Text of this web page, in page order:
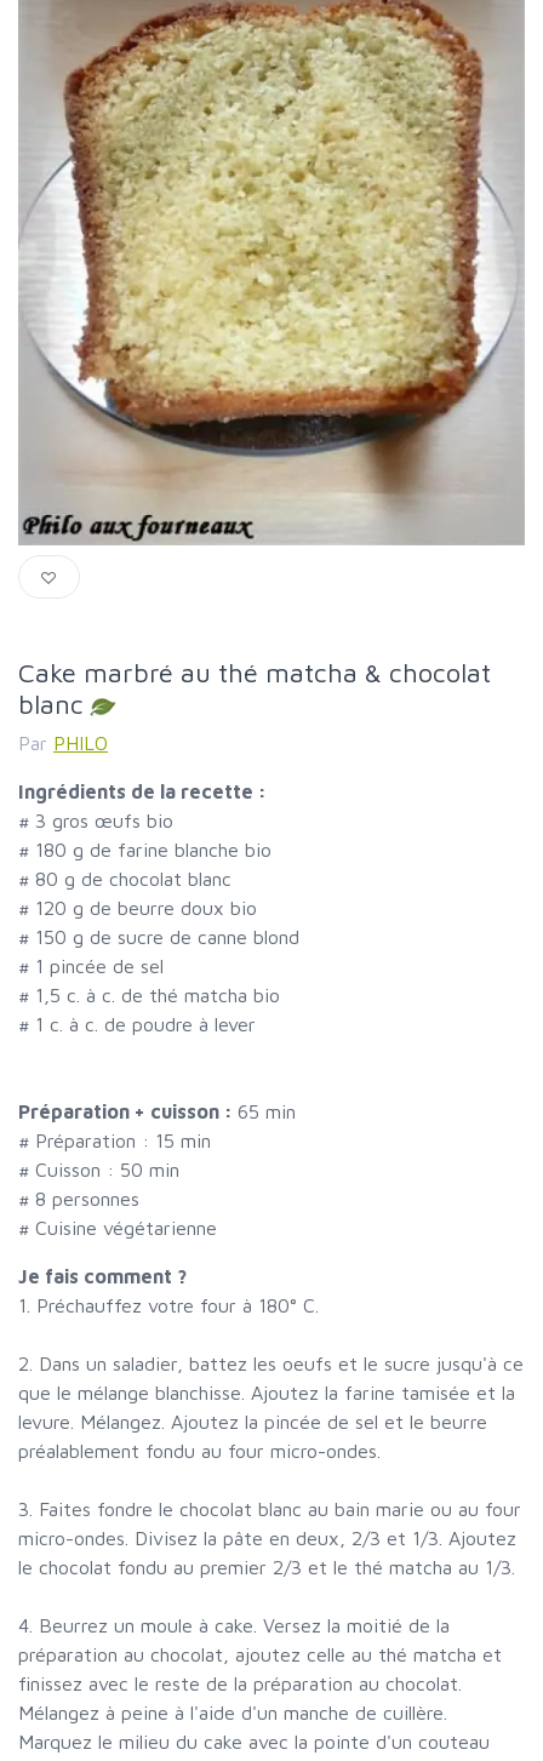
Cake marbré au thé matcha & chocolat
blanc
Par PHILO
Ingrédients de la recette :
# 3 gros œufs bio
# 180 g de farine blanche bio
# 80 g de chocolat blanc
# 120 g de beurre doux bio
# 150 g de sucre de canne blond
# 1 pincée de sel
# 1,5 c. à c. de thé matcha bio
# 1 c. à c. de poudre à lever
Préparation + cuisson : 65 min
# Préparation : 15 min
# Cuisson : 50 min
# 8 personnes
# Cuisine végétarienne
Je fais comment ?
1. Préchauffez votre four à 180° C.
2. Dans un saladier, battez les oeufs et le sucre jusqu'à ce
que le mélange blanchisse. Ajoutez la farine tamisée et la
levure. Mélangez. Ajoutez la pincée de sel et le beurre
préalablement fondu au four micro-ondes.
3. Faites fondre le chocolat blanc au bain marie ou au four
micro-ondes. Divisez la pâte en deux, 2/3 et 1/3. Ajoutez
le chocolat fondu au premier 2/3 et le thé matcha au 1/3.
4. Beurrez un moule à cake. Versez la moitié de la
préparation au chocolat, ajoutez celle au thé matcha et
finissez avec le reste de la préparation au chocolat.
Mélangez à peine à l'aide d'un manche de cuillère.
Marquez le milieu du cake avec la pointe d'un couteau